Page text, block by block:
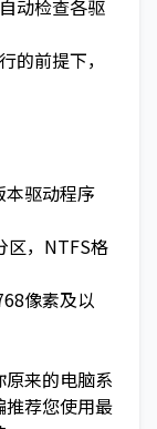
动检查各驱
前提下，
驱动程序
，NTFS格
像素及以
来的电脑系
荐您使用最